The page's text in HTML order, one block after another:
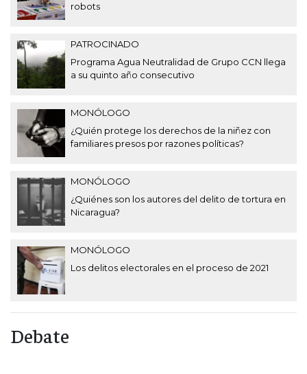
robots
PATROCINADO
Programa Agua Neutralidad de Grupo CCN llega
a su quinto año consecutivo
MONÓLOGO
¿Quién protege los derechos de la niñez con
familiares presos por razones políticas?
MONÓLOGO
¿Quiénes son los autores del delito de tortura en
Nicaragua?
MONÓLOGO
Los delitos electorales en el proceso de 2021
Debate